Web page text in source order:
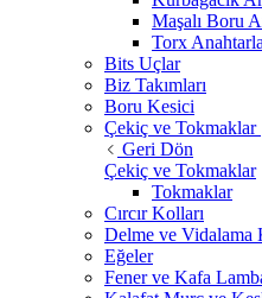
Maşalı Boru
Torx
Bits Uçlar
Biz Takımları
Boru Kesici
Çekiç ve Tokmaklar
Geri Dön
Çekiç ve Tokmaklar
Tokmaklar
Cırcır Kolları
Delme ve Vidalama
Eğeler
Fener ve Kafa